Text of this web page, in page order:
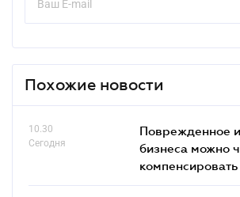
Похожие новости
10.30
Сегодня
Поврежденное
бизнеса можно
компенсировать